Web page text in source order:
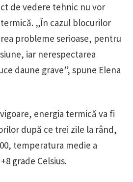
de vedere tehnic nu vor
„În cazul blocurilor
probleme serioase, pentru
iar nerespectarea
daune grave”, spune Elena
energia termică va fi
după ce trei zile la rând,
temperatura medie a
grade Celsius.